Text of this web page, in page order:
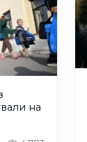
на